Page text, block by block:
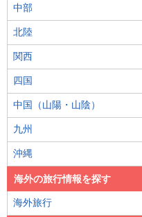
中部
北陸
関西
四国
中国（山陽・山陰）
九州
沖縄
海外の旅行情報を探す
海外旅行